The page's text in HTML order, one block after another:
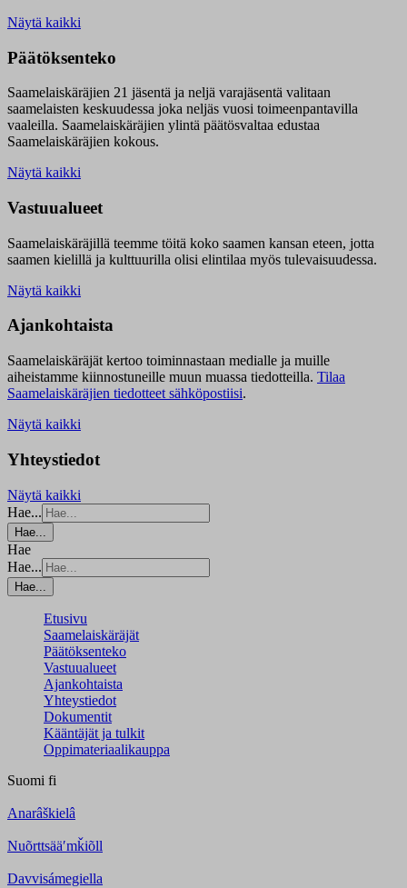
Näytä kaikki
Päätöksenteko
Saamelaiskäräjien 21 jäsentä ja neljä varajäsentä valitaan
saamelaisten keskuudessa joka neljäs vuosi toimeenpantavilla
vaaleilla. Saamelaiskäräjien ylintä päätösvaltaa edustaa
Saamelaiskäräjien kokous.
Näytä kaikki
Vastuualueet
Saamelaiskäräjillä teemme töitä koko saamen kansan eteen, jotta
saamen kielillä ja kulttuurilla olisi elintilaa myös tulevaisuudessa.
Näytä kaikki
Ajankohtaista
Saamelaiskäräjät kertoo toiminnastaan medialle ja muille
aiheistamme kiinnostuneille muun muassa tiedotteilla. Tilaa
Saamelaiskäräjien tiedotteet sähköpostiisi.
Näytä kaikki
Yhteystiedot
Näytä kaikki
Hae...
Hae...
Hae
Hae...
Hae...
Etusivu
Saamelaiskäräjät
Päätöksenteko
Vastuualueet
Ajankohtaista
Yhteystiedot
Dokumentit
Kääntäjät ja tulkit
Oppimateriaalikauppa
Suomi fi
Anarâškielâ
Nuõrttsääʹmǩiõll
Davvisámegiella